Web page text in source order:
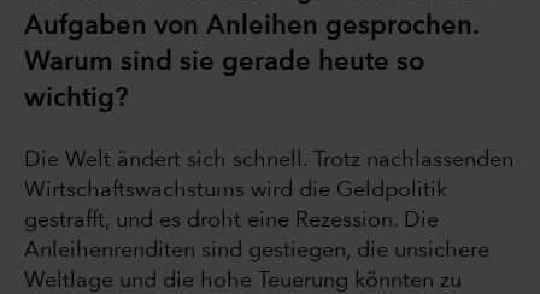
Aufgaben von Anleihen gesprochen.
Warum sind sie gerade heute so
wichtig?
Die Welt ändert sich schnell. Trotz nachlassenden
Wirtschaftswachstums wird die Geldpolitik
gestrafft, und es droht eine Rezession. Die
Anleihenrenditen sind gestiegen, die unsichere
Weltlage und die hohe Teuerung könnten zu